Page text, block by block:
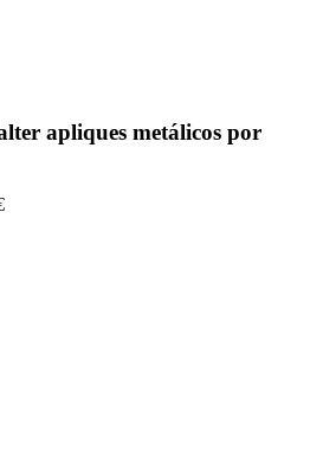
apliques metálicos por